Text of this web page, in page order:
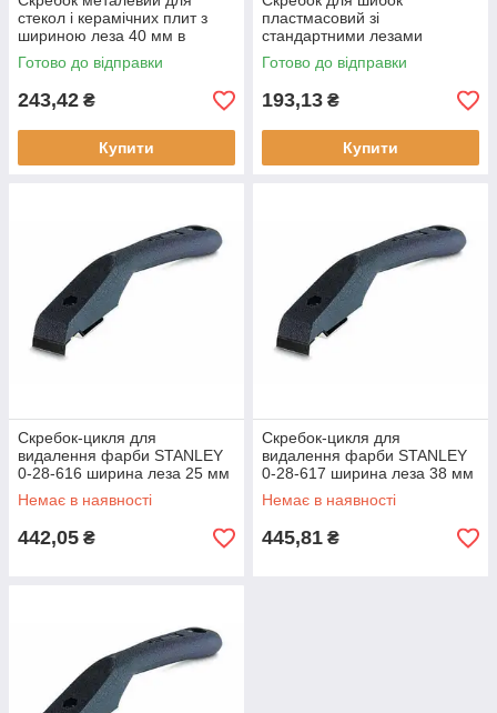
стекол і керамічних плит з
шириною леза 40 мм в
комплекті з 5-ма запасними
лезами металевий корпус
Готово до відправки
243,42 ₴
Купити
пластмасовий зі
стандартними лезами
шириною 60 мм STANLEY 0-
28-590 довжина 170 мм
матеріал ручки - пластмаса
Готово до відправки
193,13 ₴
Купити
Скребок-цикля для
видалення фарби STANLEY
0-28-616 ширина леза 25 мм
довжина 155 мм матеріал
ручки - дерево сталь
Немає в наявності
442,05 ₴
Скребок-цикля для
видалення фарби STANLEY
0-28-617 ширина леза 38 мм
довжина 180 мм материал
ручки алюминий
Немає в наявності
445,81 ₴